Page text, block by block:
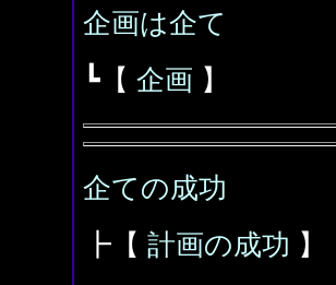
企画は企て
┗【 企画 】
企ての成功
┣【 計画の成功 】